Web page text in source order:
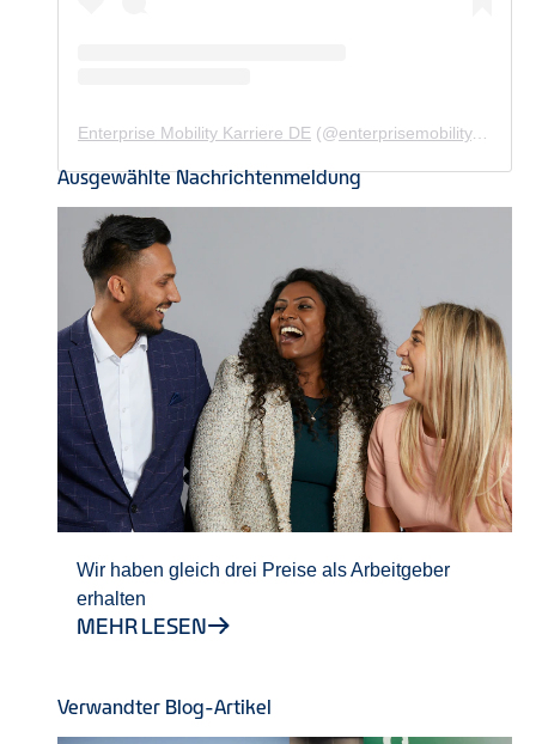
Enterprise Mobility Karriere DE (@enterprisemobility.karriere.de
Ausgewählte Nachrichtenmeldung
Wir haben gleich drei Preise als Arbeitgeber
erhalten
MEHR LESEN
Verwandter Blog-Artikel